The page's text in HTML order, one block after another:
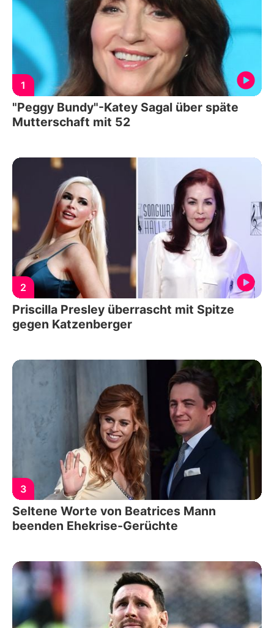
1
"Peggy Bundy"-Katey Sagal über späte
Mutterschaft mit 52
2
Priscilla Presley überrascht mit Spitze
gegen Katzenberger
3
Seltene Worte von Beatrices Mann
beenden Ehekrise-Gerüchte